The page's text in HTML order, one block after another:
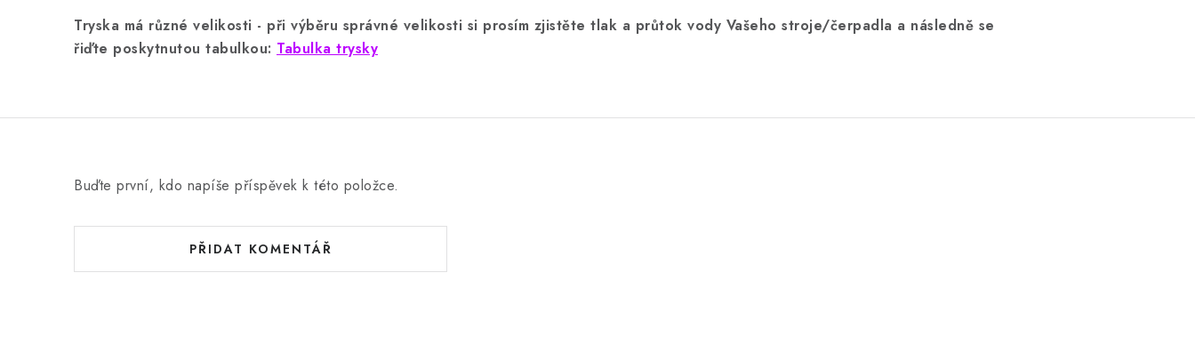
Tryska má různé velikosti - při výběru správné velikosti si prosím zjistěte tlak a průtok vody Vašeho stroje/čerpadla a následně se
řiďte poskytnutou tabulkou: Tabulka trysky
Buďte první, kdo napíše příspěvek k této položce.
PŘIDAT KOMENTÁŘ